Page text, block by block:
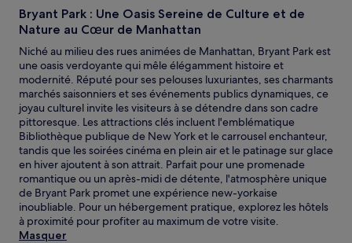
Bryant Park : Une Oasis Sereine de Culture et de
Nature au Cœur de Manhattan
Niché au milieu des rues animées de Manhattan, Bryant Park est
une oasis verdoyante qui mêle élégamment histoire et
modernité. Réputé pour ses pelouses luxuriantes, ses charmants
marchés saisonniers et ses événements publics dynamiques, ce
joyau culturel invite les visiteurs à se détendre dans son cadre
pittoresque. Les attractions clés incluent l'emblématique
Bibliothèque publique de New York et le carrousel enchanteur,
tandis que les soirées cinéma en plein air et le patinage sur glace
en hiver ajoutent à son attrait. Parfait pour une promenade
romantique ou un après-midi de détente, l'atmosphère unique
de Bryant Park promet une expérience new-yorkaise
inoubliable. Pour un hébergement pratique, explorez les hôtels
à proximité pour profiter au maximum de votre visite.
Masquer